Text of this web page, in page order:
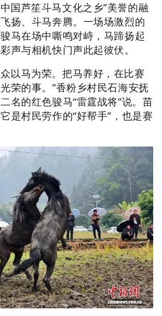
国芦笙斗马文化之乡”美誉的融
扬、斗马奔腾。一场场激烈的
马在场中嘶鸣对峙，马蹄扬起
声与相机快门声此起彼伏。
以马为荣。把马养好，在比赛
荣的事。”香粉乡村民石海安抚
名的红色骏马“雷霆战将”说。苗
是村民劳作的“好帮手”，也是赛